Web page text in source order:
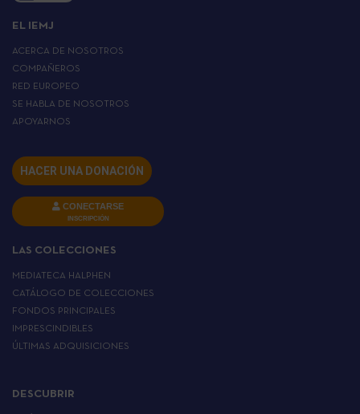
EL IEMJ
ACERCA DE NOSOTROS
COMPAÑEROS
RED EUROPEO
SE HABLA DE NOSOTROS
APOYARNOS
HACER UNA DONACIÓN
CONECTARSE
INSCRIPCIÓN
LAS COLECCIONES
MEDIATECA HALPHEN
CATÁLOGO DE COLECCIONES
FONDOS PRINCIPALES
IMPRESCINDIBLES
ÚLTIMAS ADQUISICIONES
DESCUBRIR